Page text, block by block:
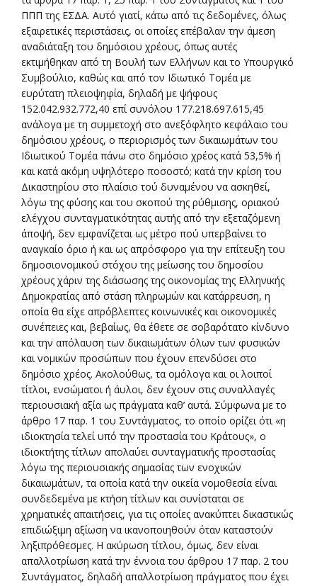
ΠΠΠ της ΕΣΔΑ. Αυτό γιατί, κάτω από τις δεδομένες, όλως
εξαιρετικές περιστάσεις, οι οποίες επέβαλαν την άμεση
αναδιάταξη του δημόσιου χρέους, όπως αυτές
εκτιμήθηκαν από τη Βουλή των Ελλήνων και το Υπουργικό
Συμβούλιο, καθώς και από τον Ιδιωτικό Τομέα με
ευρύτατη πλειοψηφία, δηλαδή με ψήφους
152.042.932.772,40 επί συνόλου 177.218.697.615,45
ανάλογα με τη συμμετοχή στο ανεξόφλητο κεφάλαιο του
δημόσιου χρέους, ο περιορισμός των δικαιωμάτων του
Ιδιωτικού Τομέα πάνω στο δημόσιο χρέος κατά 53,5% ή
και κατά ακόμη υψηλότερο ποσοστό; κατά την κρίση του
Δικαστηρίου στο πλαίσιο τού δυναμένου να ασκηθεί,
λόγω της φύσης και του σκοπού της ρύθμισης, οριακού
ελέγχου συνταγματικότητας αυτής από την εξεταζόμενη
άποψή, δεν εμφανίζεται ως μέτρο πού υπερβαίνει το
αναγκαίο όριο ή και ως απρόσφορο για την επίτευξη του
δημοσιονομικού στόχου της μείωσης του δημοσίου
χρέους χάριν της διάσωσης της οικονομίας της Ελληνικής
Δημοκρατίας από στάση πληρωμών και κατάρρευση, η
οποία θα είχε απρόβλεπτες κοινωνικές και οικονομικές
συνέπειες και, βεβαίως, θα έθετε σε σοβαρότατο κίνδυνο
και την απόλαυση των δικαιωμάτων όλων των φυσικών
και νομικών προσώπων που έχουν επενδύσει στο
δημόσιο χρέος. Ακολούθως, τα ομόλογα και οι λοιποί
τίτλοι, ενσώματοι ή άυλοι, δεν έχουν στις συναλλαγές
περιουσιακή αξία ως πράγματα καθ’ αυτά. Σύμφωνα με το
άρθρο 17 παρ. 1 του Συντάγματος, το οποίο ορίζει ότι «η
ιδιοκτησία τελεί υπό την προστασία του Κράτους», ο
ιδιοκτήτης τίτλων απολαύει συνταγματικής προστασίας
λόγω της περιουσιακής σημασίας των ενοχικών
δικαιωμάτων, τα οποία κατά την οικεία νομοθεσία είναι
συνδεδεμένα με κτήση τίτλων και συνίσταται σε
χρηματικές απαιτήσεις, για τις οποίες ανακύπτει δικαστικώς
επιδιώξιμη αξίωση να ικανοποιηθούν όταν καταστούν
ληξιπρόθεσμες. Η ακύρωση τίτλου, όμως, δεν είναι
απαλλοτρίωση κατά την έννοια του άρθρου 17 παρ. 2 του
Συντάγματος, δηλαδή απαλλοτρίωση πράγματος που έχει